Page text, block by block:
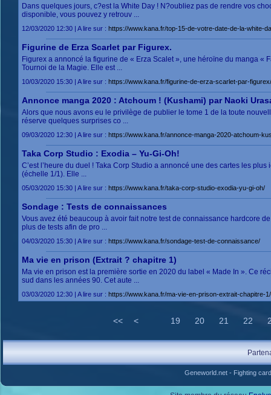
Dans quelques jours, c?est la White Day ! N?oubliez pas de rendre vos
disponible, vous pouvez y retrouv ...
12/03/2020 12:30 | A lire sur : https://www.kana.fr/top-15-de-votre-date-de-la-white-
Figurine de Erza Scarlet par Figurex.
Figurex a annoncé la figurine de « Erza Scalet », une héroïne du manga
Tournoi de la Magie. Elle est ...
10/03/2020 15:30 | A lire sur : https://www.kana.fr/figurine-de-erza-scarlet-par-figurex/
Annonce manga 2020 : Atchoum ! (Kushami) par Naoki
Alors que nous avons eu le privilège de publier le tome 1 de la toute
réserve quelques surprises co ...
09/03/2020 12:30 | A lire sur : https://www.kana.fr/annonce-manga-2020-atchoum-
Taka Corp Studio : Exodia – Yu-Gi-Oh!
C’est l’heure du duel ! Taka Corp Studio a annoncé une des cartes les
(échelle 1/1). Elle ...
05/03/2020 15:30 | A lire sur : https://www.kana.fr/taka-corp-studio-exodia-yu-gi-oh/
Sondage : Tests de connaissances
Vous avez été beaucoup à avoir fait notre test de connaissance hardcore
plus de tests afin de pro ...
04/03/2020 15:30 | A lire sur : https://www.kana.fr/sondage-test-de-connaissance/
Ma vie en prison (Extrait ? chapitre 1)
Ma vie en prison est la première sortie en 2020 du label « Made In ». Ce
sud dans les années 90. Cet aute ...
03/03/2020 12:30 | A lire sur : https://www.kana.fr/ma-vie-en-prison-extrait-chapitre-1/
<< < 19 20 21 22
Geneworld.net- Fighting